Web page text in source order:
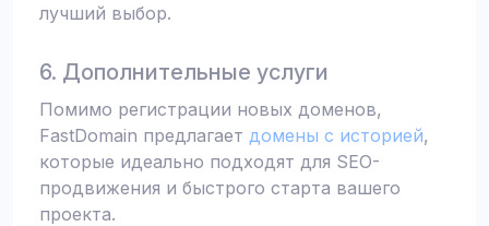
лучший выбор.
6. Дополнительные услуги
Помимо регистрации новых доменов,
FastDomain предлагает домены с историей,
которые идеально подходят для SEO-
продвижения и быстрого старта вашего
проекта.